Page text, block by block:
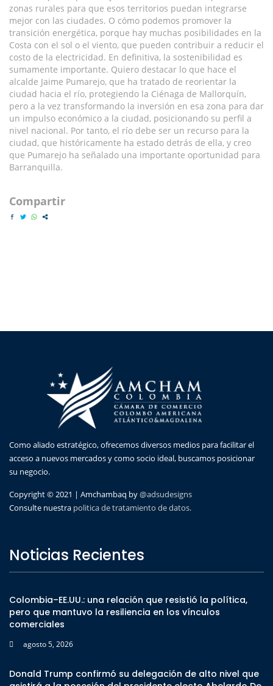
zonas rurales para que esos territorios puedan integrarse
mejor con las ciudades. O cómo podemos promover la
transición energética, porque hay muchas posibilidades en la
Costa con el sol o el viento, que pueden contribuir a reducir el
costo de la electricidad. En definitiva, la sostenibilidad es
sumamente importante. Quiero destacar lo que hace el
alcalde Jaime Pumarejo, que ha tratado de reorientar la
ciudad hacia el río, protegiendo la Ciénaga de Mallorquín,
pero a la vez transformando la inversión en esa zona para dar
un impulso económico a la ciudad, posicionando su perfil a
nivel nacional. Por tanto, el río debe ser un recurso para la
ciudad, que históricamente ha estado detrás de ella, y creo
que Pumarejo ha señalado una importante oportunidad para
Barranquilla.
Compartir
Como aliado estratégico, ofrecemos diversos medios para facilitar el
acceso a nuevos mercados y como socio ideal, buscamos posicionar
su negocio.
Copyright © 2021 | Amchambaq by@adsudesigns
Consulte nuestra politica de tratamiento de datos.
Noticias Recientes
Colombia–EE.UU.: una relación que resistió la política,
pero que mantuvo la resiliencia en los vínculos
comerciales
agosto 5, 2026
Donald Trump confirmó su delegación de alto nivel que